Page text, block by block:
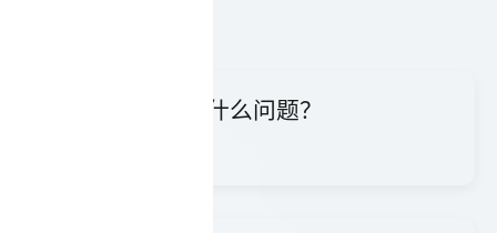
沁言AI可以解决什么问题？